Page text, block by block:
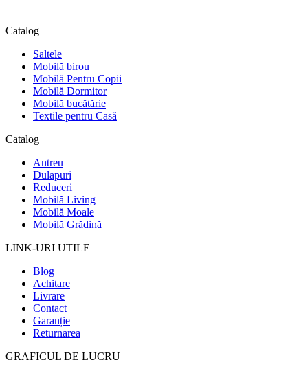
Catalog
Saltele
Mobilă birou
Mobilă Pentru Copii
Mobilă Dormitor
Mobilă bucătărie
Textile pentru Casă
Catalog
Antreu
Dulapuri
Reduceri
Mobilă Living
Mobilă Moale
Mobilă Grădină
LINK-URI UTILE
Blog
Achitare
Livrare
Contact
Garanție
Returnarea
GRAFICUL DE LUCRU